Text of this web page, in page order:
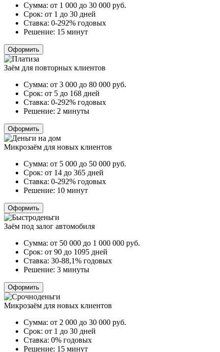
Сумма: от 1 000 до 30 000 руб.
Срок: от 1 до 30 дней
Ставка: 0-292% годовых
Решение: 15 минут
Оформить
Заём для повторных клиентов
Сумма: от 3 000 до 80 000 руб.
Срок: от 5 до 168 дней
Ставка: 0-292% годовых
Решение: 2 минуты
Оформить
Микрозаём для новых клиентов
Сумма: от 5 000 до 50 000 руб.
Срок: от 14 до 365 дней
Ставка: 0-292% годовых
Решение: 10 минут
Оформить
Заём под залог автомобиля
Сумма: от 50 000 до 1 000 000 руб.
Срок: от 90 до 1095 дней
Ставка: 30-88,1% годовых
Решение: 3 минуты
Оформить
Микрозаём для новых клиентов
Сумма: от 2 000 до 30 000 руб.
Срок: от 1 до 30 дней
Ставка: 0% годовых
Решение: 15 минут